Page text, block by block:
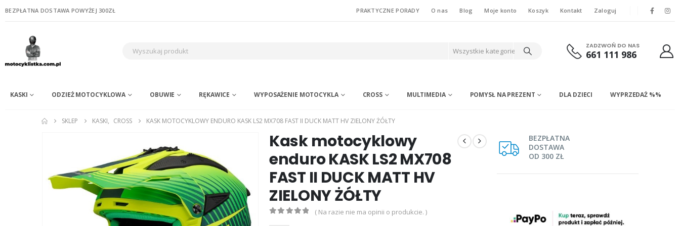
BEZPŁATNA DOSTAWA POWYŻEJ 300ZŁ PRAKTYCZNE PORADY O nas Blog Moje konto Koszyk Kontakt Zaloguj
Wszystkie kategorie
ZADZWOŃ DO NAS
661 111 986
KASKI ODZIEŻ MOTOCYKLOWA OBUWIE RĘKAWICE WYPOSAŻENIE MOTOCYKLA CROSS MULTIMEDIA POMYSŁ NA PREZENT DLA DZIECI WYPRZEDAŻ %%
SKLEP KASKI, CROSS KASK MOTOCYKLOWY ENDURO KASK LS2 MX708 FAST II DUCK MATT HV ZIELONY ŻÓŁTY
Kask motocyklowy
enduro KASK LS2 MX708
FAST II DUCK MATT HV
ZIELONY ŻÓŁTY
( Na razie nie ma opinii o produkcie. )
BEZPŁATNA
DOSTAWA
OD 300 ZŁ